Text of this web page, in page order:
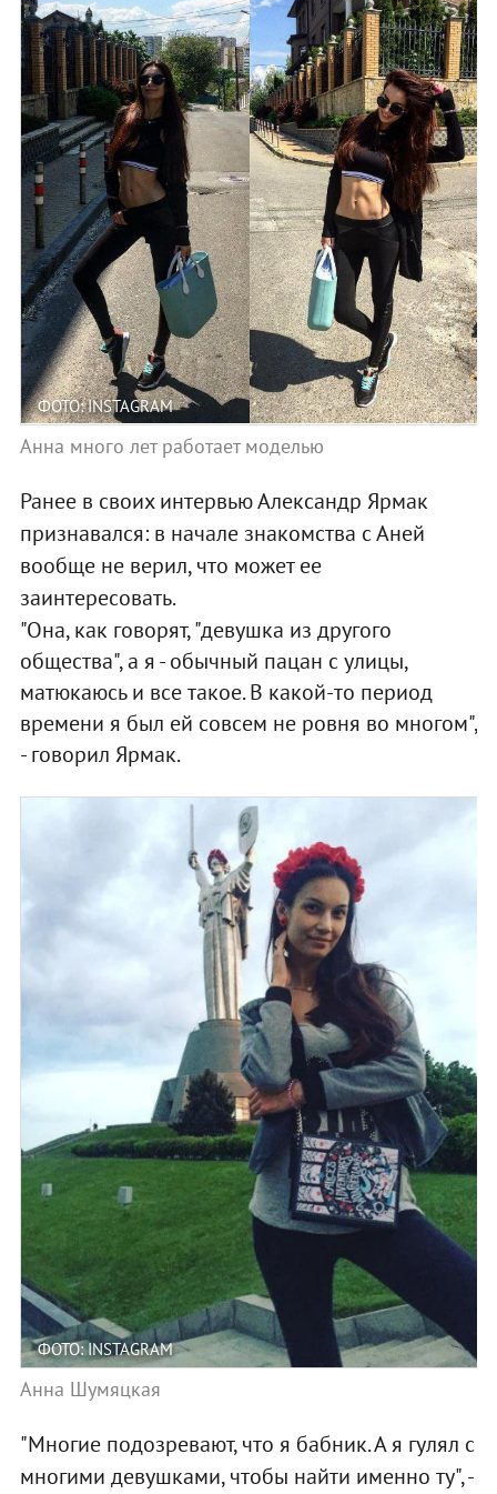
ФОТО: INSTAGRAM
Анна много лет работает моделью
Ранее в своих интервью Александр Ярмак
признавался: в начале знакомства с Аней
вообще не верил, что может ее
заинтересовать.
"Она, как говорят, "девушка из другого
общества", а я - обычный пацан с улицы,
матюкаюсь и все такое. В какой-то период
времени я был ей совсем не ровня во многом",
- говорил Ярмак.
ФОТО: INSTAGRAM
Анна Шумяцкая
"Многие подозревают, что я бабник. А я гулял с
многими девушками, чтобы найти именно ту", -